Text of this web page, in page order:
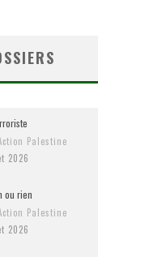
Palestine
2026
ou rien
Palestine
2026